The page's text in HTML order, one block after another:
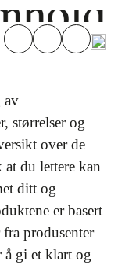
av
størrelser og
over de
du lettere kan
ditt og
er basert
produsenter
å gi et klart og